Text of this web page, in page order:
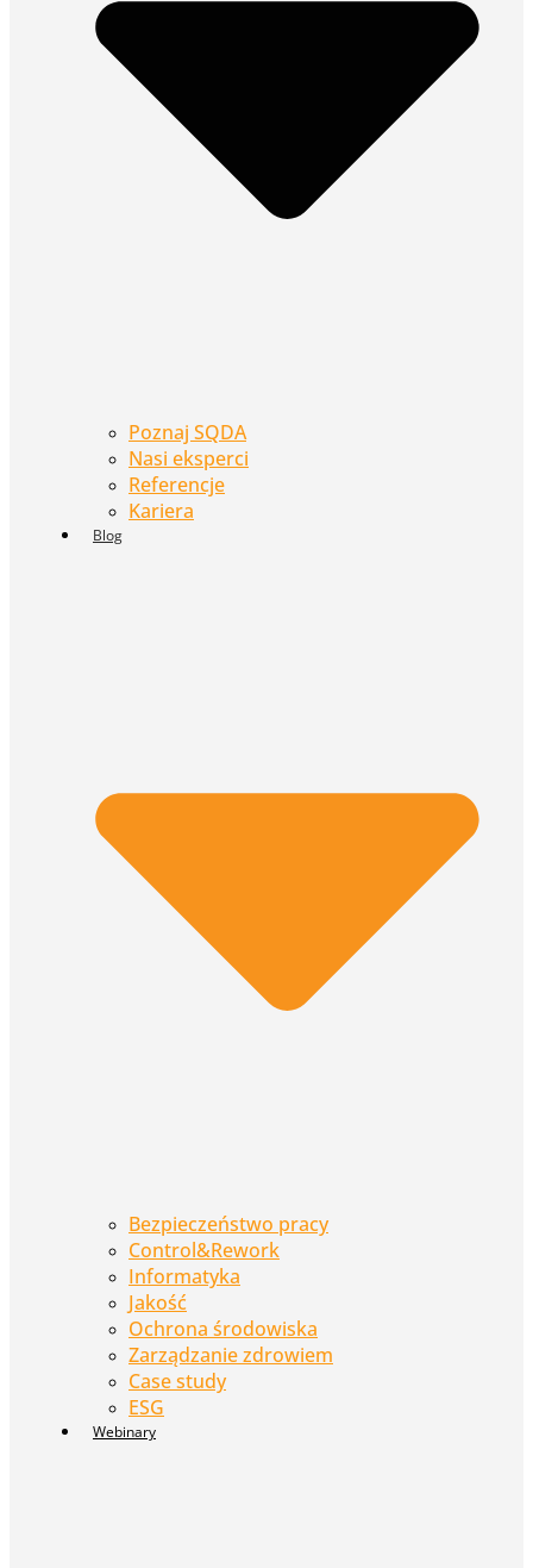
Poznaj SQDA
Nasi eksperci
Referencje
Kariera
Blog
Bezpieczeństwo pracy
Control&Rework
Informatyka
Jakość
Ochrona środowiska
Zarządzanie zdrowiem
Case study
ESG
Webinary